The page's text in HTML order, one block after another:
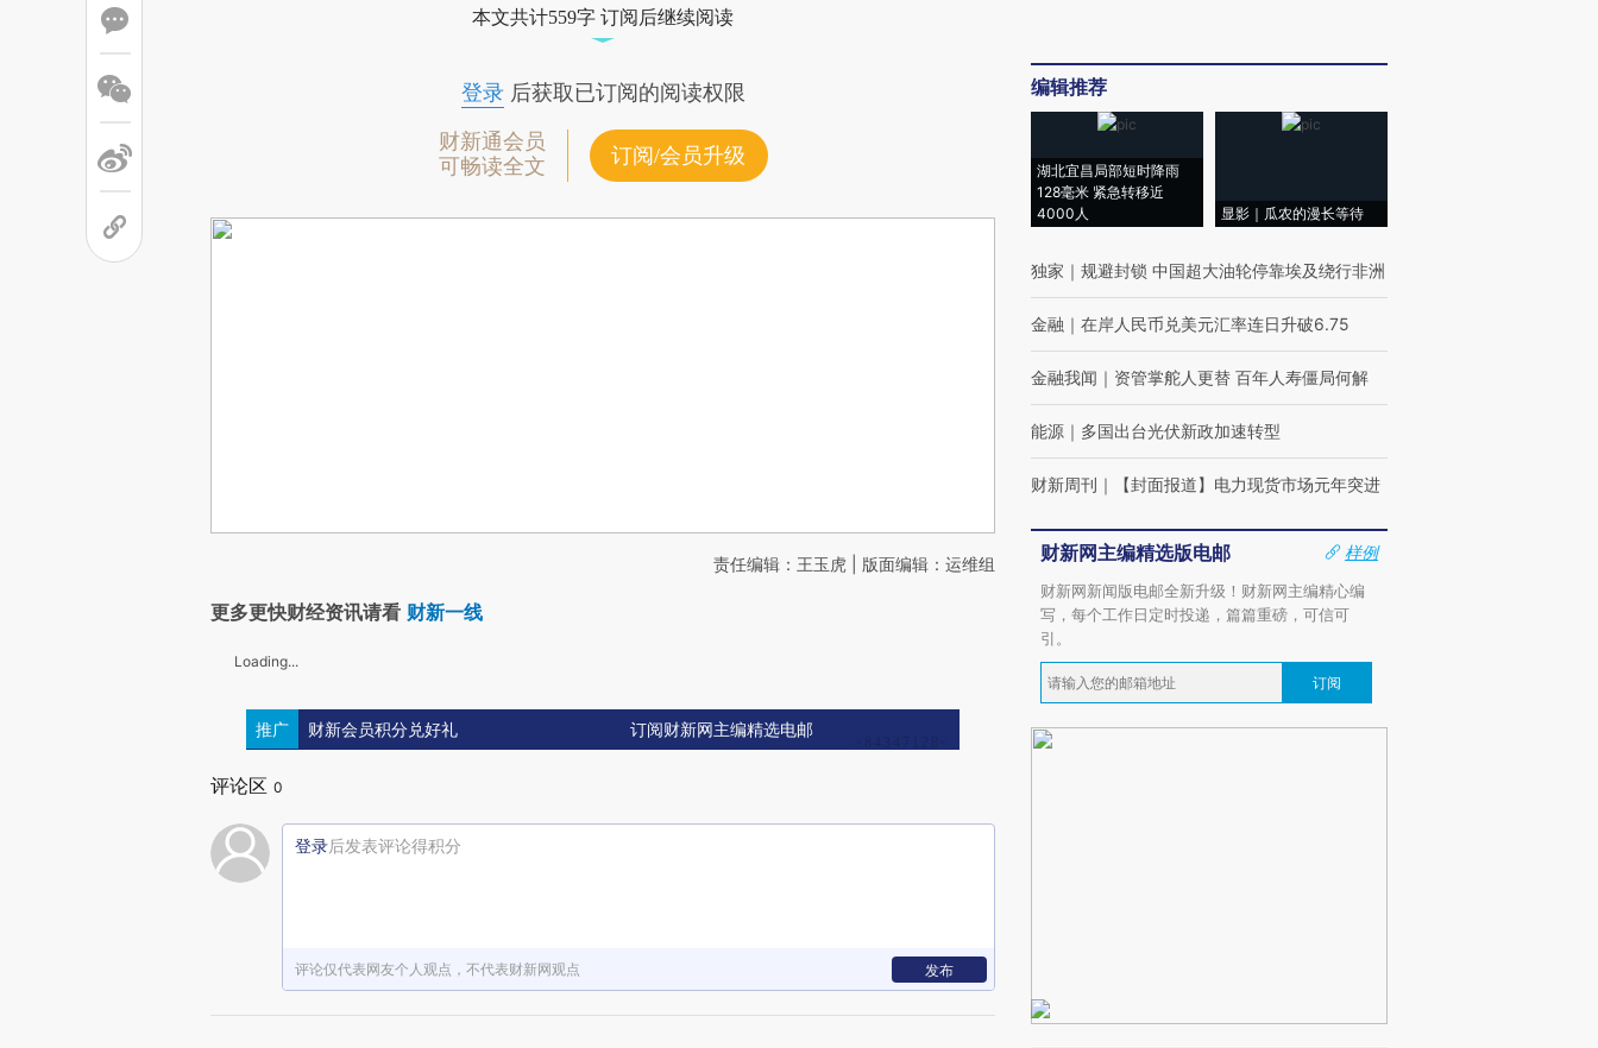
本文共计559字 订阅后继续阅读
登录后获取已订阅的阅读权限
财新通会员
可畅读全文
订阅/会员升级
责任编辑：王玉虎 | 版面编辑：运维组
更多更快财经资讯请看 财新一线
Loading...
推广 财新会员积分兑好礼 订阅财新网主编精选电邮
评论区 0
登录后发表评论得积分
评论仅代表网友个人观点，不代表财新网观点 发布
编辑推荐
湖北宜昌局部短时降雨
128毫米 紧急转移近
4000人
显影｜瓜农的漫长等待
独家 ｜ 规避封锁 中国超大油轮停靠埃及绕行非洲
金融 ｜ 在岸人民币兑美元汇率连日升破6.75
金融我闻 ｜ 资管掌舵人更替 百年人寿僵局何解
能源 ｜ 多国出台光伏新政加速转型
财新周刊 ｜ 【封面报道】电力现货市场元年突进
财新网主编精选版电邮
样例
财新网新闻版电邮全新升级！财新网主编精心编
写，每个工作日定时投递，篇篇重磅，可信可
引。
订阅